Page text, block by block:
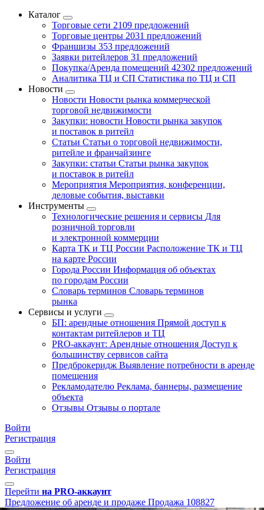
Каталог
Торговые сети 2109 предложений
Торговые центры 2031 предложений
Франшизы 353 предложений
Заявки ритейлеров 31 предложений
Покупка/Аренда помещений 42302 предложений
Аналитика ТЦ и СП Статистика по ТЦ и СП
Новости
Новости Новости рынка коммерческой
торговой недвижимости
Закупки: новости Новости рынка закупок
и поставок в ритейл
Статьи Статьи о торговой недвижимости,
ритейле и франчайзинге
Закупки: статьи Статьи рынка закупок
и поставок в ритейл
Мероприятия Мероприятия, конференции,
деловые события, выставки
Инструменты
Технологические решения и сервисы Для
розничной торговли
и электронной коммерции
Карта ТК и ТЦ России Расположение ТК и ТЦ
на карте России
Города России Информация об объектах
по городам России
Словарь терминов Словарь терминов
рынка
Сервисы и услуги
БП: арендные отношения Прямой доступ к
контактам ритейлеров и ТЦ
PRO-аккаунт: Арендные отношения Доступ к
большинству сервисов сайта
Предброкеридж Выявление потребности в аренде
помещения
Рекламодателю Реклама, баннеры, размещение
объекта
Отзывы Отзывы о портале
Войти
Регистрация
Войти
Регистрация
Перейти на PRO-аккаунт
Предложение об аренде и продаже Продажа 108827